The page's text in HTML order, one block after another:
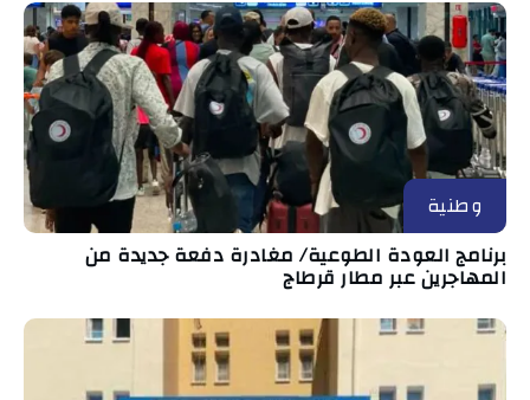
وطنية
برنامج العودة الطوعية/ مغادرة دفعة جديدة من
المهاجرين عبر مطار قرطاج